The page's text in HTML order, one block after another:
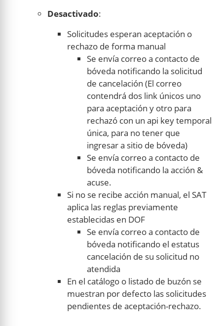
Desactivado:
Solicitudes esperan aceptación o
rechazo de forma manual
Se envía correo a contacto de
bóveda notificando la solicitud
de cancelación (El correo
contendrá dos link únicos uno
para aceptación y otro para
rechazó con un api key temporal
única, para no tener que
ingresar a sitio de bóveda)
Se envía correo a contacto de
bóveda notificando la acción &
acuse.
Si no se recibe acción manual, el SAT
aplica las reglas previamente
establecidas en DOF
Se envía correo a contacto de
bóveda notificando el estatus
cancelación de su solicitud no
atendida
En el catálogo o listado de buzón se
muestran por defecto las solicitudes
pendientes de aceptación-rechazo.